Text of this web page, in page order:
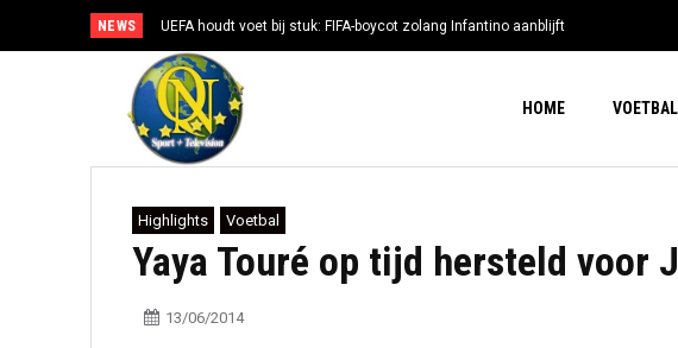
NEWS UEFA houdt voet bij stuk: FIFA-boycot zolang Infantino aanblijft
HOME VOETBAL
Highlights Voetbal
Yaya Touré op tijd hersteld voor
13/06/2014